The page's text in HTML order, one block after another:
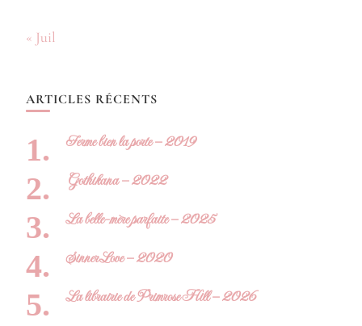
« Juil
ARTICLES RÉCENTS
Ferme bien la porte – 2019
Gothikana – 2022
La belle-mère parfaite – 2025
Sinner Love – 2020
La librairie de Primrose Hill – 2026